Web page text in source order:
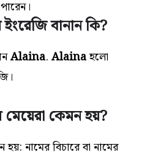
বানান কি?
Alaina. Alainaহলো
কেমন হয়?
নামের বিচারে বা নামের